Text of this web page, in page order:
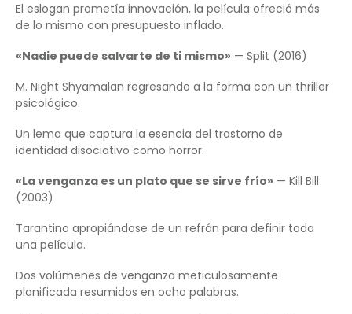
El eslogan prometía innovación, la película ofreció más
de lo mismo con presupuesto inflado.
«Nadie puede salvarte de ti mismo» — Split (2016)
M. Night Shyamalan regresando a la forma con un thriller
psicológico.
Un lema que captura la esencia del trastorno de
identidad disociativo como horror.
«La venganza es un plato que se sirve frío» — Kill Bill
(2003)
Tarantino apropiándose de un refrán para definir toda
una película.
Dos volúmenes de venganza meticulosamente
planificada resumidos en ocho palabras.